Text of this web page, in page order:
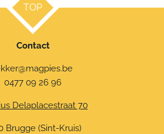
TOP
Contact
0477 09 26 96
Delaplacestraat 70
Brugge (Sint-Kruis)